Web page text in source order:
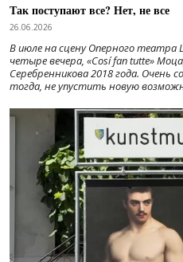
Так поступают все? Нет, не все
26.06.2026
В июле на сцену Оперного театра
четыре вечера, «Cosí fan tutte»
Серебренникова 2018 года. Очень
тогда, не упустить новую